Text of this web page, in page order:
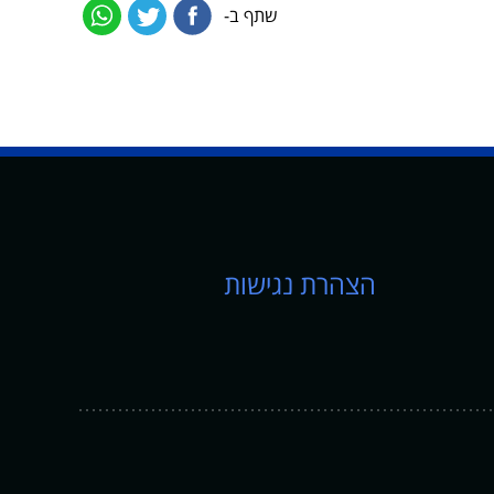
שתף ב-
הצהרת נגישות